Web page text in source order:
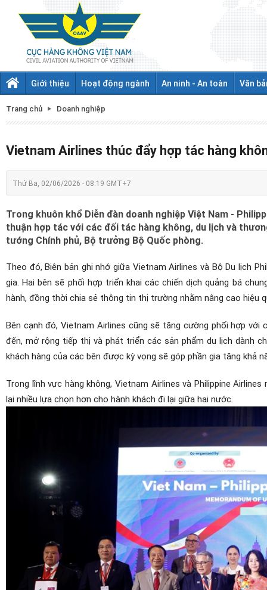
Giới thiệu Hoạt động ngành An ninh - An toàn Văn
Trang chủ Doanh nghiệp
Vietnam Airlines thúc đẩy hợp tác hàng
Thứ Ba, 02/06/2026 - 08:19 GMT+7
Trong khuôn khổ Diễn đàn doanh nghiệp Việt Nam -
thuận hợp tác với các đối tác hàng không, du lịch và
tướng Chính phủ, Bộ trưởng Bộ Quốc phòng.
Theo đó, Biên bản ghi nhớ giữa Vietnam Airlines và Bộ Du lịch
gia. Hai bên sẽ phối hợp triển khai các chiến dịch quảng bá
hành, đồng thời chia sẻ thông tin thị trường nhằm nâng cao hiệu
Bên cạnh đó, Vietnam Airlines cũng sẽ tăng cường phối hợp
đến, mở rộng tiếp thị và phát triển các sản phẩm du lịch dành
khách hàng của các bên được kỳ vọng sẽ góp phần gia tăng
Trong lĩnh vực hàng không, Vietnam Airlines và Philippine
lại nhiều lựa chọn hơn cho hành khách đi lại giữa hai nước.